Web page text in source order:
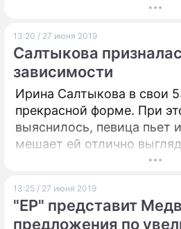
сплетни и слухи из мира
бизнеса на сегодня, 27
13:20 / 27 июня 2019
Салтыкова
зависимости
Ирина Салтыкова в свои
прекрасной форме. При
выяснилось, певица пьет
мешает ей отлично
13:25 / 27 июня 2019
"ЕР" представит
предложения по